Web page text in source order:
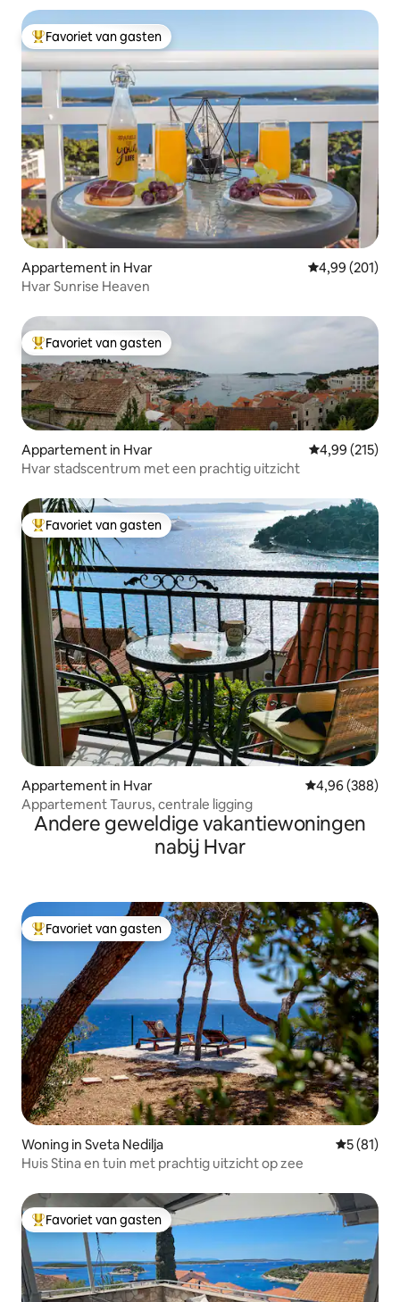
Topfavoriet van gasten
Favoriet van gasten
Appartement in Hvar Gemiddelde
4,99 (201)
Hvar Sunrise Heaven
Topfavoriet van gasten
Favoriet van gasten
Appartement in Hvar Gemiddelde
4,99 (215)
Hvar stadscentrum met een prachtig uitzicht
Topfavoriet van gasten
Favoriet van gasten
Appartement in Hvar Gemiddelde
4,96 (388)
Appartement Taurus, centrale ligging
Andere geweldige vakantiewoningen
nabij Hvar
Topfavoriet van gasten
Favoriet van gasten
Woning in Sveta Nedilja
5 (81)
Huis Stina en tuin met prachtig uitzicht op zee
Topfavoriet van gasten
Favoriet van gasten